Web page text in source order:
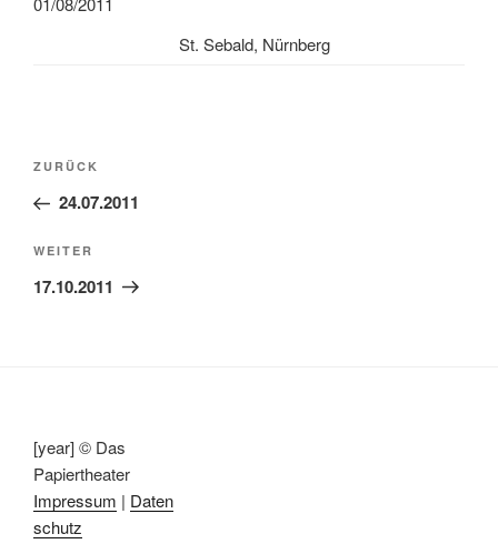
St. Sebald, Nürnberg
Beitragsnavigation
Vorheriger
Beitrag
ZURÜCK
24.07.2011
Nächster
Beitrag
WEITER
17.10.2011
[year] © Das
Papiertheater
Impressum | Daten
schutz